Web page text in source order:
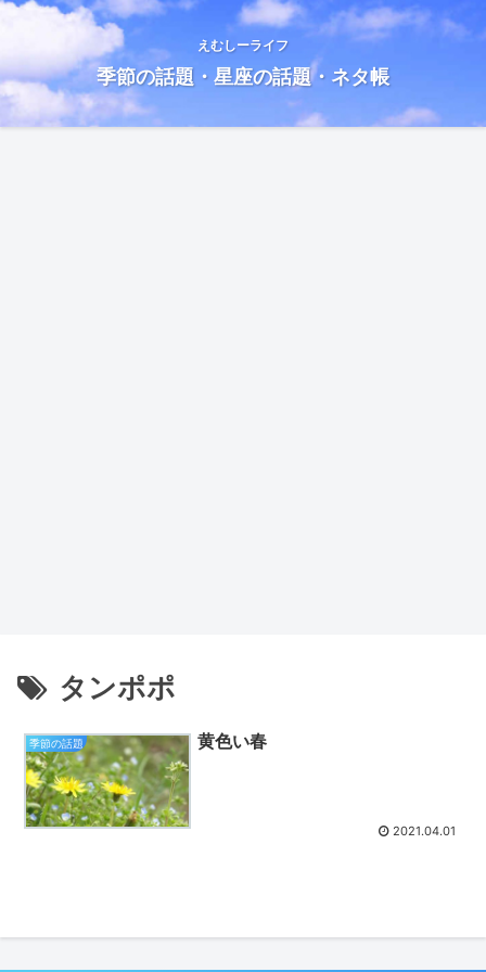
えむしーライフ
季節の話題・星座の話題・ネタ帳
タンポポ
季節の話題 黄色い春
2021.04.01